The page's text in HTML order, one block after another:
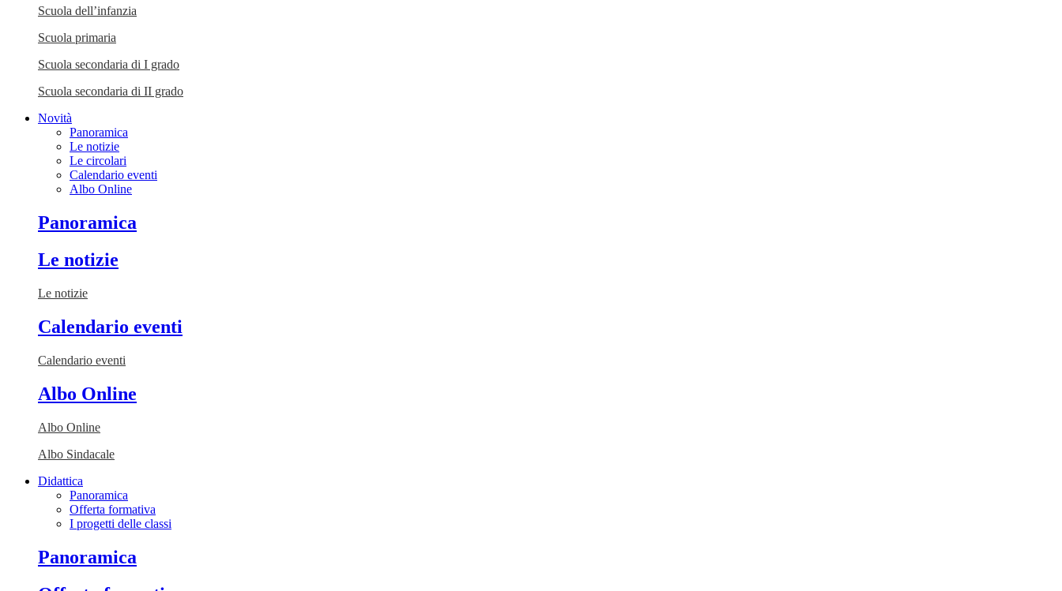
Scuola dell’infanzia
Scuola primaria
Scuola secondaria di I grado
Scuola secondaria di II grado
Novità
Panoramica
Le notizie
Le circolari
Calendario eventi
Albo Online
Panoramica
Le notizie
Le notizie
Calendario eventi
Calendario eventi
Albo Online
Albo Online
Albo Sindacale
Didattica
Panoramica
Offerta formativa
I progetti delle classi
Panoramica